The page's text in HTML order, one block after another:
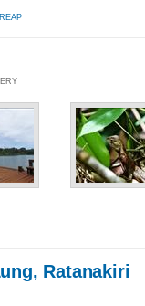
Ratanakiri